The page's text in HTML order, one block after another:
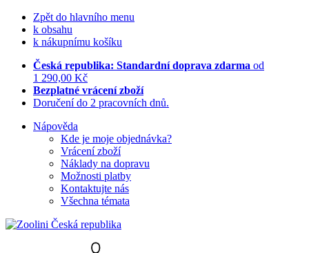
Zpět do hlavního menu
k obsahu
k nákupnímu košíku
Česká republika: Standardní doprava zdarma od
1 290,00 Kč
Bezplatné vrácení zboží
Doručení do 2 pracovních dnů.
Nápověda
Kde je moje objednávka?
Vrácení zboží
Náklady na dopravu
Možnosti platby
Kontaktujte nás
Všechna témata